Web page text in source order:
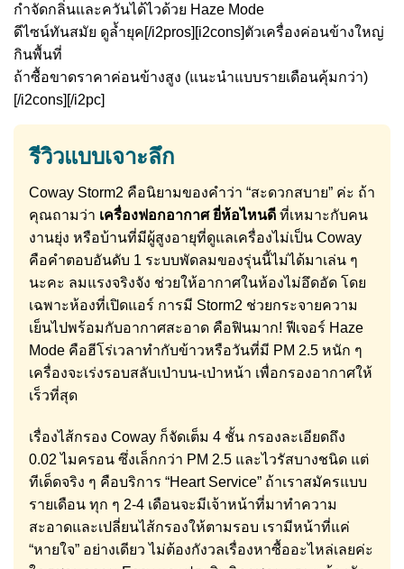
กำจัดกลิ่นและควันได้ไวด้วย Haze Mode
ดีไซน์ทันสมัย ดูล้ำยุค[/i2pros][i2cons]ตัวเครื่องค่อนข้างใหญ่
กินพื้นที่
ถ้าซื้อขาดราคาค่อนข้างสูง (แนะนำแบบรายเดือนคุ้มกว่า)
[/i2cons][/i2pc]
รีวิวแบบเจาะลึก
Coway Storm2 คือนิยามของคำว่า “สะดวกสบาย” ค่ะ ถ้า
คุณถามว่า เครื่องฟอกอากาศ ยี่ห้อไหนดี ที่เหมาะกับคน
งานยุ่ง หรือบ้านที่มีผู้สูงอายุที่ดูแลเครื่องไม่เป็น Coway
คือคำตอบอันดับ 1 ระบบพัดลมของรุ่นนี้ไม่ได้มาเล่น ๆ
นะคะ ลมแรงจริงจัง ช่วยให้อากาศในห้องไม่อึดอัด โดย
เฉพาะห้องที่เปิดแอร์ การมี Storm2 ช่วยกระจายความ
เย็นไปพร้อมกับอากาศสะอาด คือฟินมาก! ฟีเจอร์ Haze
Mode คือฮีโร่เวลาทำกับข้าวหรือวันที่มี PM 2.5 หนัก ๆ
เครื่องจะเร่งรอบสลับเป่าบน-เป่าหน้า เพื่อกรองอากาศให้
เร็วที่สุด
เรื่องไส้กรอง Coway ก็จัดเต็ม 4 ชั้น กรองละเอียดถึง
0.02 ไมครอน ซึ่งเล็กกว่า PM 2.5 และไวรัสบางชนิด แต่
ทีเด็ดจริง ๆ คือบริการ “Heart Service” ถ้าเราสมัครแบบ
รายเดือน ทุก ๆ 2-4 เดือนจะมีเจ้าหน้าที่มาทำความ
สะอาดและเปลี่ยนไส้กรองให้ตามรอบ เรามีหน้าที่แค่
“หายใจ” อย่างเดียว ไม่ต้องกังวลเรื่องหาซื้ออะไหล่เลยค่ะ